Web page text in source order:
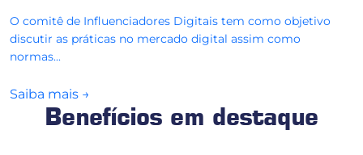
O comitê de Influenciadores Digitais tem como objetivo
discutir as práticas no mercado digital assim como
normas...
Saiba mais →
Benefícios em destaque